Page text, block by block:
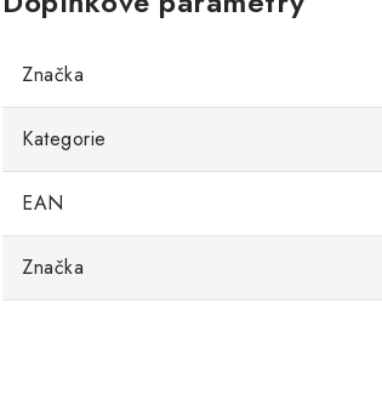
Značka
Kategorie
EAN
Značka